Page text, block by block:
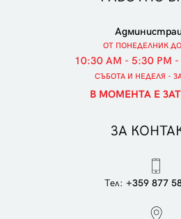
ОТ ПОНЕДЕЛНИК
10:30 AM - 5:30 PM
СЪБОТА И НЕДЕЛЯ -
В МОМЕНТА Е
ЗА
Тел: +359 877